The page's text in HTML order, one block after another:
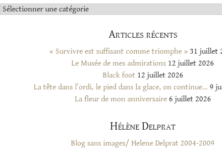
Catégories
Articles récents
« Survivre est suffisant comme triomphe » 31 juillet
Le Musée de mes admirations 12 juillet 2026
Black foot 12 juillet 2026
La tête dans l’ordi, le pied dans la glace, on continue… 9
La fleur de mon anniversaire 6 juillet 2026
Hélène Delprat
Blog sans images/ Helene Delprat 2004-2009